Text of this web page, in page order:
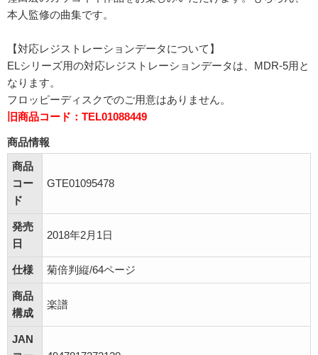
本人監修の曲集です。
【対応レジストレーションデータについて】
ELシリーズ用の対応レジストレーションデータは、MDR-5用と
なります。
フロッピーディスクでのご用意はありません。
旧商品コード：TEL01088449
商品情報
商品
コー
ド
GTE01095478
発売
日
2018年2月1日
仕様 菊倍判縦/64ページ
商品
構成
楽譜
JAN